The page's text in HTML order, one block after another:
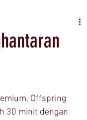
Offspring
30 minit dengan